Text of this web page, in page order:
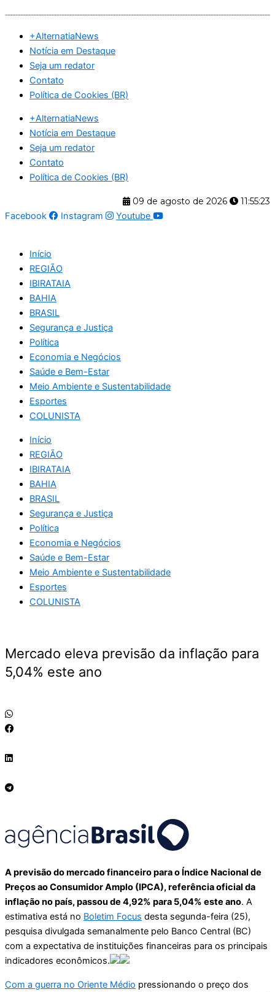
conteúdo
+AlternatiaNews
Notícia em Destaque
Seja um redator
Contato
Política de Cookies (BR)
+AlternatiaNews
Notícia em Destaque
Seja um redator
Contato
Política de Cookies (BR)
09 de agosto de 2026
11:55:24
Facebook
Instagram Youtube
Início
REGIÃO
IBIRATAIA
BAHIA
BRASIL
Segurança e Justiça
Política
Economia e Negócios
Saúde e Bem-Estar
Meio Ambiente e Sustentabilidade
Esportes
COLUNISTA
Início
REGIÃO
IBIRATAIA
BAHIA
BRASIL
Segurança e Justiça
Política
Economia e Negócios
Saúde e Bem-Estar
Meio Ambiente e Sustentabilidade
Esportes
COLUNISTA
Mercado eleva previsão da inflação para
5,04% este ano
A previsão do mercado financeiro para o Índice Nacional de
Preços ao Consumidor Amplo (IPCA), referência oficial da
inflação no país, passou de 4,92% para 5,04% este ano. A
estimativa está no Boletim Focus desta segunda-feira (25),
pesquisa divulgada semanalmente pelo Banco Central (BC)
com a expectativa de instituições financeiras para os principais
indicadores econômicos.
Com a guerra no Oriente Médio pressionando o preço dos